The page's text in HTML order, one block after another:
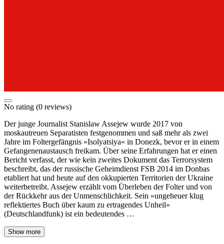
No rating (0 reviews)
Der junge Journalist Stanislaw Assejew wurde 2017 von
moskautreuen Separatisten festgenommen und saß mehr als zwei
Jahre im Foltergefängnis »Isolyatsiya« in Donezk, bevor er in einem
Gefangenenaustausch freikam. Über seine Erfahrungen hat er einen
Bericht verfasst, der wie kein zweites Dokument das Terrorsystem
beschreibt, das der russische Geheimdienst FSB 2014 im Donbas
etabliert hat und heute auf den okkupierten Territorien der Ukraine
weiterbetreibt. Assejew erzählt vom Überleben der Folter und von
der Rückkehr aus der Unmenschlichkeit. Sein »ungeheuer klug
reflektiertes Buch über kaum zu ertragendes Unheil«
(Deutschlandfunk) ist ein bedeutendes …
Show more